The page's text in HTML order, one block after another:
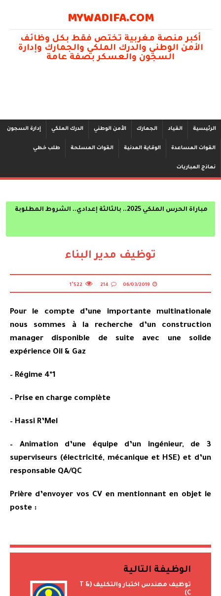
MYWADIFA.COM
أكبر منصة مغربية تختص فقط بكل وظائف
الأمن الوطني والدرك الملكي والجمارك وإدارة
السجون والعسكر بصفة عامة
الرئيسية القياد الجمارك الأمن الوطني الدرك الملكي إدارة السجون
القوات المساعدة الوقاية المدنية القوات المسلحة طلب خطي
نماذج المباريات
مباراة الحرس الملكي 2025.. بالثالثة إعدادي.. الشروط المطلوبة
توظيف مدير البناء
06/03/2019
214 1٬522
Pour le compte d’une importante multinationale
nous sommes à la recherche d’un construction
manager disponible de suite avec une solide
expérience Oil & Gaz
– Régime 4*1
– Prise en charge complète
– Hassi R’Mel
– Animation d’une équipe d’un ingénieur, de 3
superviseurs (électricité, mécanique et HSE) et d’un
responsable QA/QC
Prière d’envoyer vos CV en mentionnant en objet le
poste :
الوظيفة التالية
توظيف مهندس اختبار والتكليف (T &
C)